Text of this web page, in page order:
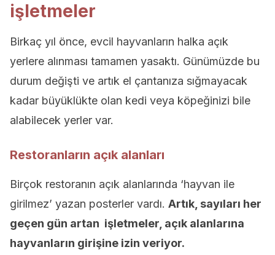
işletmeler
Birkaç yıl önce, evcil hayvanların halka açık
yerlere alınması tamamen yasaktı. Günümüzde bu
durum değişti ve artık el çantanıza sığmayacak
kadar büyüklükte olan kedi veya köpeğinizi bile
alabilecek yerler var.
Restoranların açık alanları
Birçok restoranın açık alanlarında ‘hayvan ile
girilmez’ yazan posterler vardı. Artık, sayıları her
geçen gün artan işletmeler, açık alanlarına
hayvanların girişine izin veriyor.